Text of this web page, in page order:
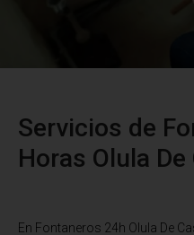
Servicios de
Horas Olula
En Fontaneros 24h Olula De